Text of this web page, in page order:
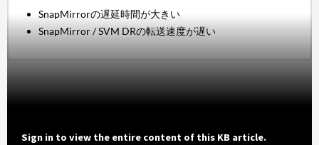
SnapMirrorの遅延時間が大きい
SnapMirror / SVM DRの転送速度が遅い
Sign in to view the entire content of this KB article.